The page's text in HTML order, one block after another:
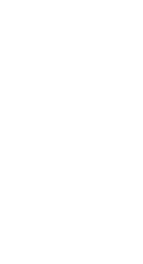
cm / 54 in, Renk: Yeşil, Boyut: